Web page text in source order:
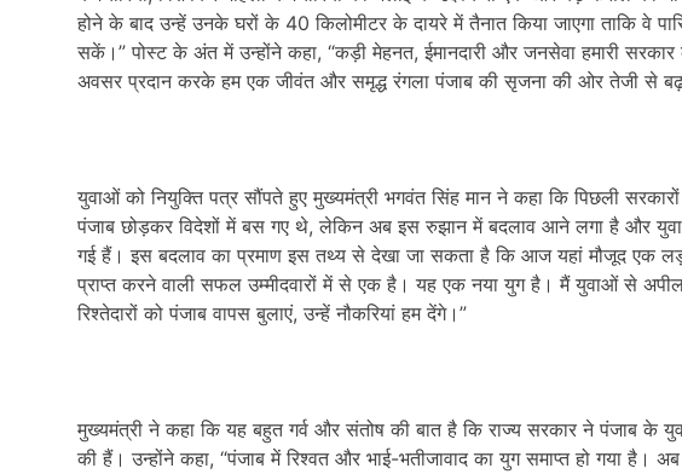
होने के बाद उन्हें उनके घरों के 40 किलोमीटर के दायरे में तैनात किया जाएगा ताकि वे
सकें।” पोस्ट के अंत में उन्होंने कहा, “कड़ी मेहनत, ईमानदारी और जनसेवा हमारी
अवसर प्रदान करके हम एक जीवंत और समृद्ध रंगला पंजाब की सृजना की ओर तेजी से
युवाओं को नियुक्ति पत्र सौंपते हुए मुख्यमंत्री भगवंत सिंह मान ने कहा कि पिछली
पंजाब छोड़कर विदेशों में बस गए थे, लेकिन अब इस रुझान में बदलाव आने लगा है और
गई हैं। इस बदलाव का प्रमाण इस तथ्य से देखा जा सकता है कि आज यहां मौजूद एक
प्राप्त करने वाली सफल उम्मीदवारों में से एक है। यह एक नया युग है। मैं युवाओं से
रिश्तेदारों को पंजाब वापस बुलाएं, उन्हें नौकरियां हम देंगे।”
मुख्यमंत्री ने कहा कि यह बहुत गर्व और संतोष की बात है कि राज्य सरकार ने पंजाब के
की हैं। उन्होंने कहा, “पंजाब में रिश्वत और भाई-भतीजावाद का युग समाप्त हो गया है।